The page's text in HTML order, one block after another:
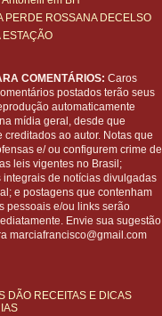
PERDE ROSSANA DECELSO
ESTAÇÃO
COMENTÁRIOS: Caros
postados terão seus
automaticamente
mídia geral, desde que
creditados ao autor. Notas que
e/ ou configurem crime de
leis vigentes no Brasil;
integrais de notícias divulgadas
e postagens que contenham
pessoais e/ou links serão
Envie sua sugestão
marciafrancisco@gmail.com
DÃO RECEITAS E DICAS